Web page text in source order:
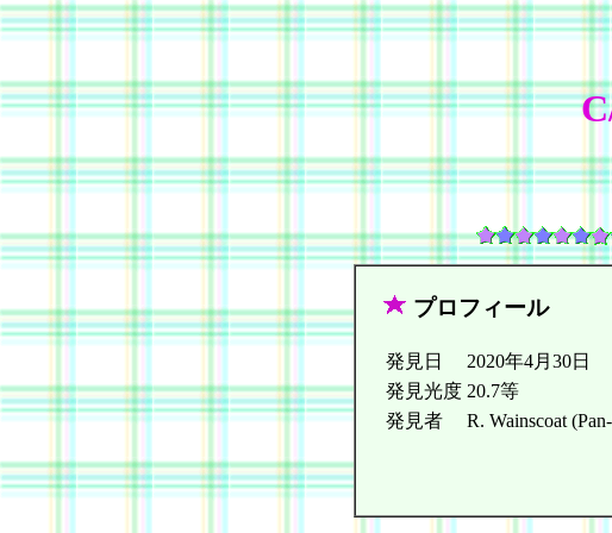
プロフィール
発見日
2020年4月30日
発見光度 20.7等
発見者
R. Wainscoat